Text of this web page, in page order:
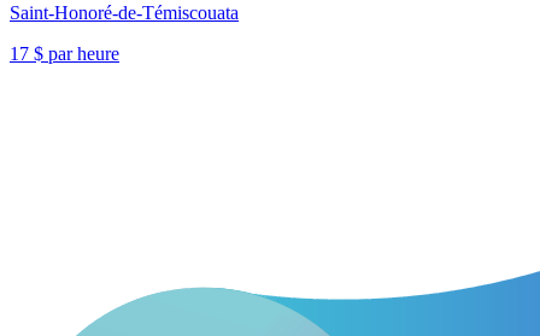
Saint-Honoré-de-Témiscouata
17 $ par heure